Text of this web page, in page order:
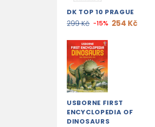
DK TOP 10 PRAGUE
299 Kč -15% 254 Kč
USBORNE FIRST
ENCYCLOPEDIA OF
DINOSAURS